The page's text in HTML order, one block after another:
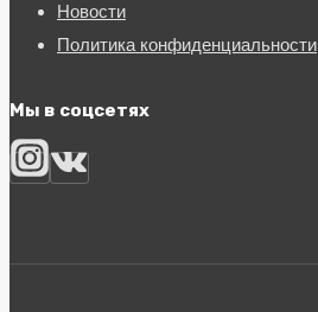
Новости
Политика конфиденциальности
Мы в соцсетях